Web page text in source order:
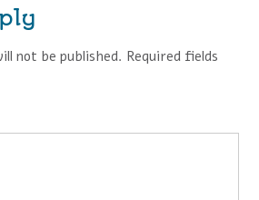
not be published. Required fields